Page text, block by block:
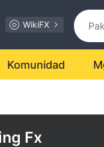
WikiFX
Komunidad
Fx